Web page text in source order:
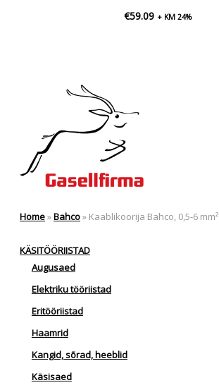
€59.09 + KM 24%
Home»Bahco» Kaablikoorija Bahco, 0,5-6 mm²
KÄSITÖÖRIISTAD
Augusaed
Elektriku tööriistad
Eritööriistad
Haamrid
Kangid, sõrad, heeblid
Käsisaed